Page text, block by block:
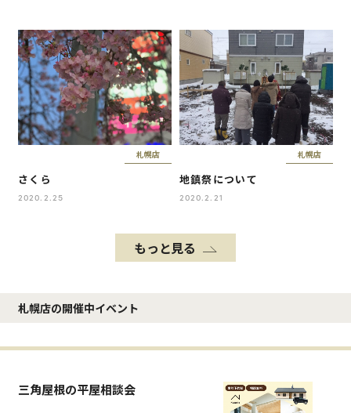
札幌店
さくら
2020.2.25
札幌店
地鎮祭について
2020.2.21
もっと見る
札幌店の開催中イベント
三角屋根の平屋相談会